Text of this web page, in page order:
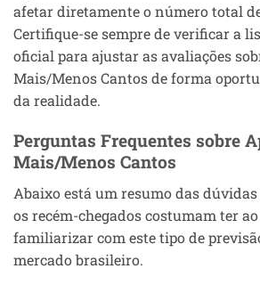
afetar diretamente o número total
Certifique-se sempre de verificar a
oficial para ajustar as avaliações
Mais/Menos Cantos de forma
da realidade.
Perguntas Frequentes sobre
Mais/Menos Cantos
Abaixo está um resumo das
os recém-chegados costumam ter
familiarizar com este tipo de
mercado brasileiro.